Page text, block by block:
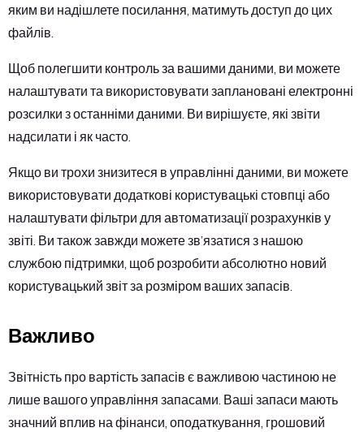
яким ви надішлете посилання, матимуть доступ до цих
файлів.
Щоб полегшити контроль за вашими даними, ви можете
налаштувати та використовувати заплановані електронні
розсилки з останніми даними. Ви вирішуєте, які звіти
надсилати і як часто.
Якщо ви трохи знизитеся в управлінні даними, ви можете
використовувати додаткові користувацькі стовпці або
налаштувати фільтри для автоматизації розрахунків у
звіті. Ви також завжди можете зв’язатися з нашою
службою підтримки, щоб розробити абсолютно новий
користувацький звіт за розміром ваших запасів.
Важливо
Звітність про вартість запасів є важливою частиною не
лише вашого управління запасами. Ваші запаси мають
значний вплив на фінанси, оподаткування, грошовий